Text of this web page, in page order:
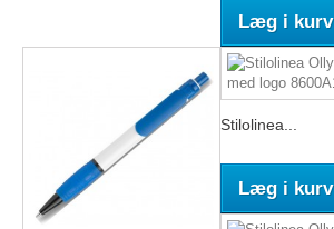
Læg i kurv
Stilolinea...
Læg i kurv